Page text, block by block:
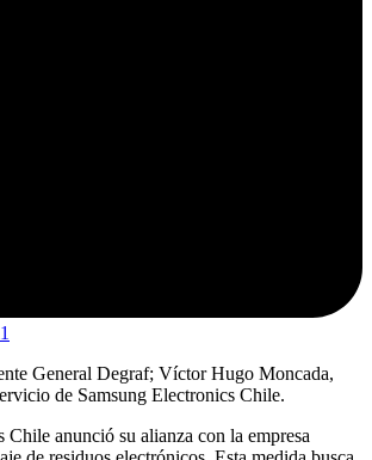
General Degraf; Víctor Hugo Moncada,
de Samsung Electronics Chile.
Chile anunció su alianza con la empresa